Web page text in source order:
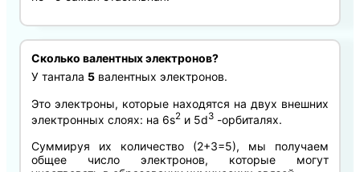
Сколько валентных электронов?
У тантала 5валентных электронов.
Это электроны, которые находятся на двух внешних
электронных слоях: на 6s2и 5d3-орбиталях.
Суммируя их количество (2+3=5), мы получаем
общее число электронов, которые могут